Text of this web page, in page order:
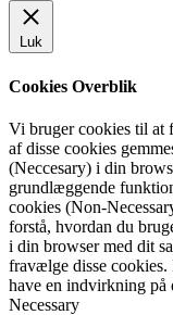
Luk
Cookies Overblik
Vi bruger cookies til at
af disse cookies
(Neccesary) i din
grundlæggende
cookies (Non-
forstå, hvordan du
i din browser med dit
fravælge disse
have en indvirkning på
Necessary